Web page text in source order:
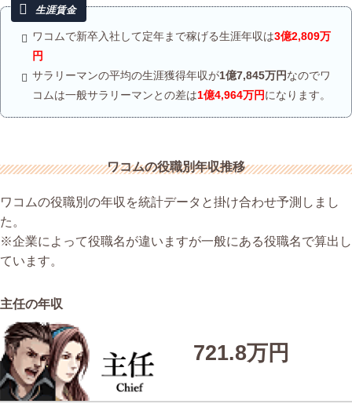
ワコムで新卒入社して定年まで稼げる生涯年収は3億2,809万
円
サラリーマンの平均の生涯獲得年収が1億7,845万円なのでワ
コムは一般サラリーマンとの差は1億4,964万円になります。
ワコムの役職別年収推移
ワコムの役職別の年収を統計データと掛け合わせ予測しまし
た。
※企業によって役職名が違いますが一般にある役職名で算出し
ています。
主任の年収
721.8万円